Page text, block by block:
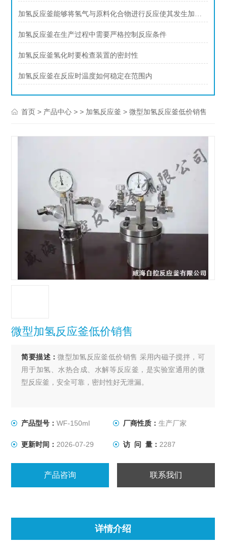
加氢反应釜能够将氢气与原料化合物进行反应使其发生加氢反应
加氢反应釜在生产过程中需要严格控制反应条件
加氢反应釜氢化时要检查装置的密封性
加氢反应釜在反应时温度如何稳定在范围内
首页 > 产品中心 > > 加氢反应釜 > 微型加氢反应釜低价销售
微型加氢反应釜低价销售
简要描述：微型加氢反应釜低价销售 采用内磁子搅拌，可
用于加氢、水热合成、水解等反应釜，是实验室通用的微
型反应釜，安全可靠，密封性好无泄漏。
产品型号：WF-150ml 厂商性质： 生产厂家
更新时间： 2026-07-29 访 问 量： 2287
产品咨询 联系我们
详情介绍